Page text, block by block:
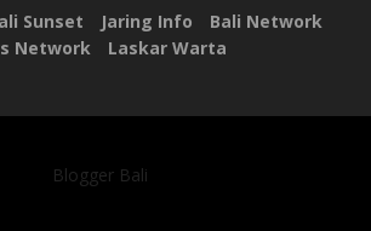
Sunset Jaring Info
Bali Network
Network
Laskar Warta
Blogger Bali